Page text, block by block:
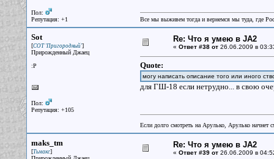
Пол:
Репутация: +1
Все мы выживем тогда и вернемся мы туда, где
Sot
[СОТ 'Пригородный']
Прирожденный Джаец
:P
Пол:
Репутация: +105
Re: Что я умею в JA2
« Ответ #38 от26.06.2009 в
Quote:
могу написать описание того или иного
для ГШ-18 если нетрудно... в свою
Если долго смотреть на Арулько, Арулько начнет
maks_tm
[Тьмакс]
Re: Что я умею в JA2
« Ответ #39 от26.06.2009 в